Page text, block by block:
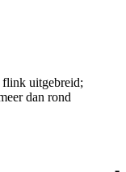
flink uitgebreid;
dan rond